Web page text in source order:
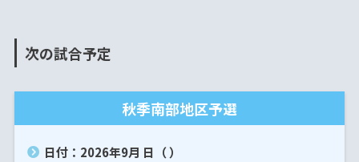
次の試合予定
秋季南部地区予選
日付：2026年9月 日（ ）